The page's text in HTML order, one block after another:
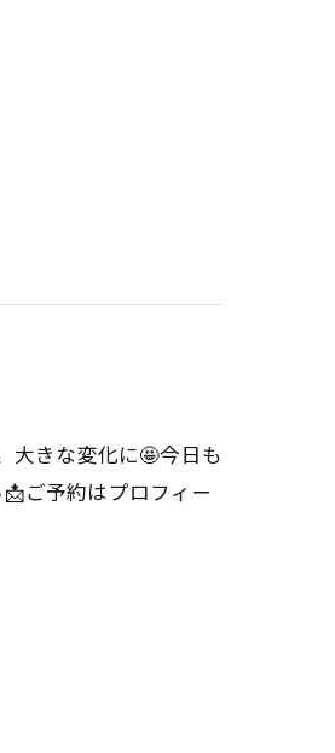
大きな変化に🤩今日も
ご予約はプロフィー